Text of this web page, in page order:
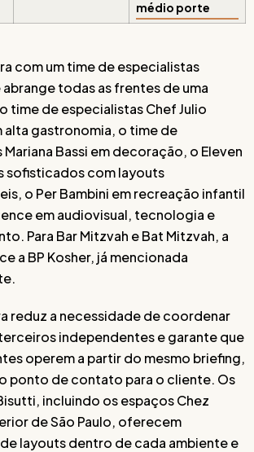
médio porte
com um time de especialistas
todas as frentes de uma
time de especialistas Chef Julio
alta gastronomia, o time de
Bassi em decoração, o Eleven
sofisticados com layouts
o Per Bambini em recreação infantil
em audiovisual, tecnologia e
Para Bar Mitzvah e Bat Mitzvah, a
a BP Kosher, já mencionada
reduz a necessidade de coordenar
independentes e garante que
operem a partir do mesmo briefing,
ponto de contato para o cliente. Os
incluindo os espaços Chez
de São Paulo, oferecem
layouts dentro de cada ambiente e